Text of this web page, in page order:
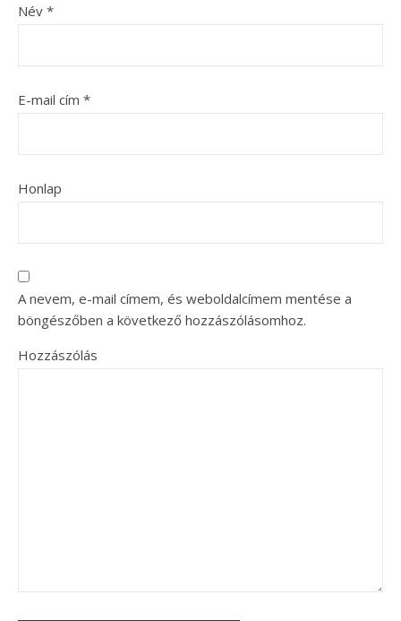
Név *
E-mail cím *
Honlap
A nevem, e-mail címem, és weboldalcímem mentése a
böngészőben a következő hozzászólásomhoz.
Hozzászólás